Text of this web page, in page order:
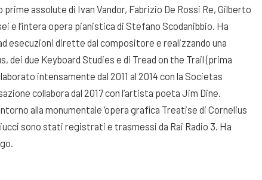
assolute di Ivan Vandor, Fabrizio De Rossi Re, Gilberto
e l’intera opera pianistica di Stefano Scodanibbio. Ha
esecuzioni dirette dal compositore e realizzando una
dei due Keyboard Studies e di Tread on the Trail (prima
intensamente dal 2011 al 2014 con la Societas
collabora dal 2017 con l’artista poeta Jim Dine.
alla monumentale ‘opera grafica Treatise di Cornelius
sono stati registrati e trasmessi da Rai Radio 3. Ha